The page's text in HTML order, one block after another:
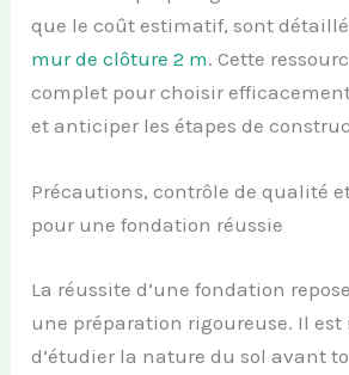
que le coût estimatif, sont
mur de clôture 2 m. Cette
complet pour choisir
et anticiper les étapes de
Précautions, contrôle de qualité
pour une fondation réussie
La réussite d’une fondation
une préparation rigoureuse. Il
d’étudier la nature du sol avant